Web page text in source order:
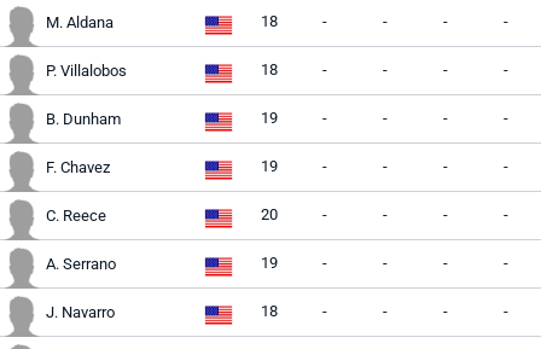
M. Aldana 18 - - - -
P. Villalobos 18 - - - -
B. Dunham 19 - - - -
F. Chavez 19 - - - -
C. Reece 20 - - - -
A. Serrano 19 - - - -
J. Navarro 18 - - - -